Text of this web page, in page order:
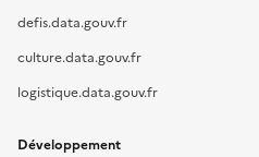
defis.data.gouv.fr
culture.data.gouv.fr
logistique.data.gouv.fr
Développement